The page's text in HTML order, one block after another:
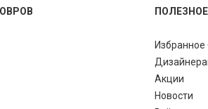
ПОЛЕЗНОЕ
Акции
Новости